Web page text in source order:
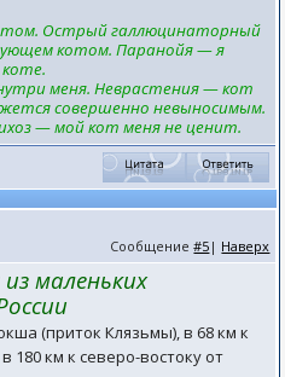
Острый галлюцинаторный
котом. Паранойя — я
меня. Неврастения — кот
совершенно невыносимым.
— мой кот меня не ценит.
Сообщение#5 | Наверх
маленьких
(приток Клязьмы), в 68 км к
180 км к северо-востоку от